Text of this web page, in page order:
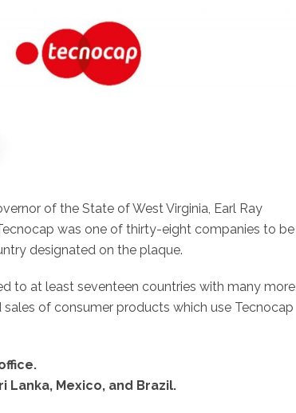
of the State of West Virginia, Earl Ray
was one of thirty-eight companies to be
designated on the plaque.
to at least seventeen countries with many more
of consumer products which use Tecnocap
Mexico, and Brazil.